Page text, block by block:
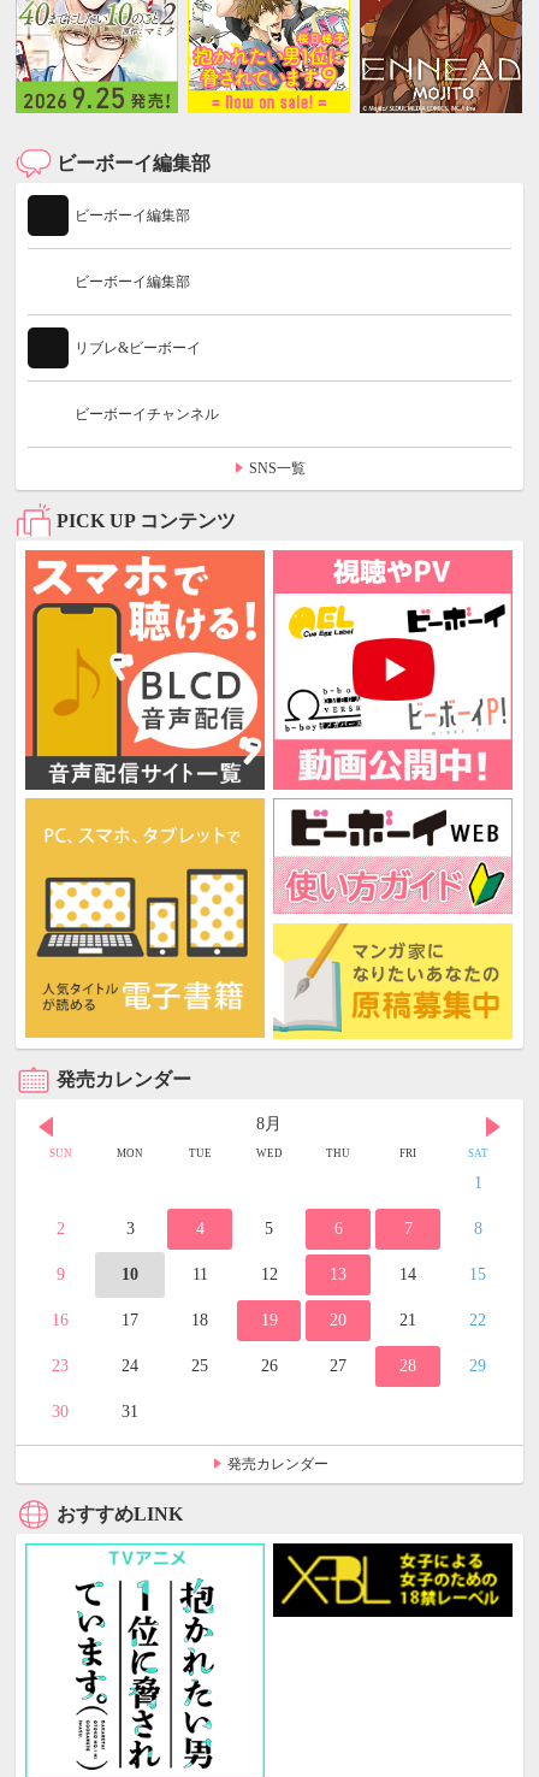
ビーボーイ編集部
ビーボーイ編集部
ビーボーイ編集部
リブレ&ビーボーイ
ビーボーイチャンネル
SNS一覧
PICK UP コンテンツ
発売カレンダー
8月
SUN MON TUE WED THU FRI SAT
1
2 3 4 5 6 7 8
9 10 11 12 13 14 15
16 17 18 19 20 21 22
23 24 25 26 27 28 29
30 31
発売カレンダー
おすすめLINK